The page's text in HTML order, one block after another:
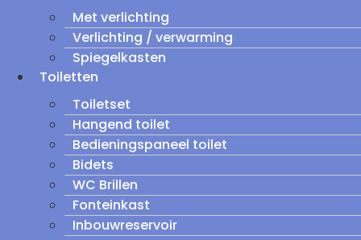
Met verlichting
Verlichting / verwarming
Spiegelkasten
Toiletten
Toiletset
Hangend toilet
Bedieningspaneel toilet
Bidets
WC Brillen
Fonteinkast
Inbouwreservoir